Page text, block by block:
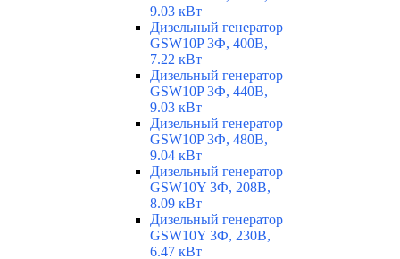
9.03 кВт
Дизельный генератор
GSW10P 3Ф, 400В,
7.22 кВт
Дизельный генератор
GSW10P 3Ф, 440В,
9.03 кВт
Дизельный генератор
GSW10P 3Ф, 480В,
9.04 кВт
Дизельный генератор
GSW10Y 3Ф, 208В,
8.09 кВт
Дизельный генератор
GSW10Y 3Ф, 230В,
6.47 кВт